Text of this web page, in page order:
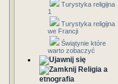
Turystyka religijna
1
Turystyka religijna
we Francji
Świątynie które
warto zobaczyć
Religia a
etnografia